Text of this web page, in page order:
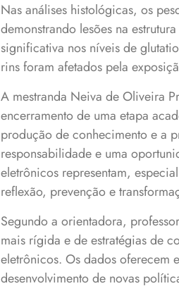
Nas análises histológicas, os
demonstrando lesões na
significativa nos níveis de
rins foram afetados pela
A mestranda Neiva de Oliveira
encerramento de uma etapa
produção de conhecimento e a
responsabilidade e uma
eletrônicos representam,
reflexão, prevenção e
Segundo a orientadora,
mais rígida e de estratégias de
eletrônicos. Os dados oferecem
desenvolvimento de novas